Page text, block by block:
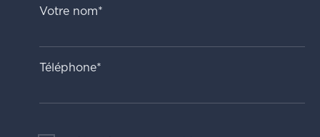
Votre nom*
Téléphone*